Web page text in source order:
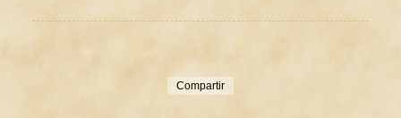
Compartir